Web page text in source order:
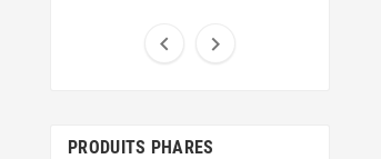
GS13 !
 
PRODUITS PHARES